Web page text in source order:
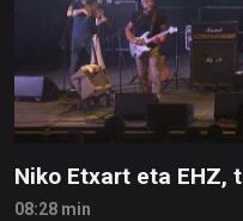
Niko Etxart eta EHZ,
08:28 min